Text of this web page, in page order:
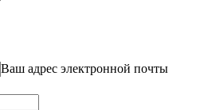
Ваш адрес электронной почты